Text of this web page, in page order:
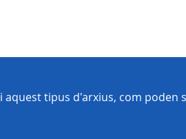
tipus d'arxius, com poden